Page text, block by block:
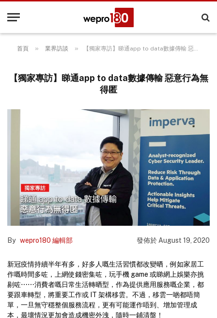
首頁 » 業界訪談 » 【獨家專訪】睇通app to data數據傳輸 惡意行為無得匿
【獨家專訪】睇通app to data數據傳輸 惡意行為無
得匿
By wepro180 編輯部 發佈於 August 19, 2020
新冠疫情持續半年有多，好多人嘅生活習慣都改變晒，例如家居工
作嘅時間多咗，上網使錢密集咗，玩手機 game 或睇網上娛樂亦挑
剔咗⋯⋯消費者嘅日常生活轉晒型，作為提供應用服務嘅企業，都
要跟車轉型，將重要工作或 IT 架構移雲。不過，移雲一啲都唔簡
單，一旦無守穩整個服務流程，更有可能運作唔到、增加管理成
本，最壞情況更加會造成機密外洩，隨時一鋪清盤！